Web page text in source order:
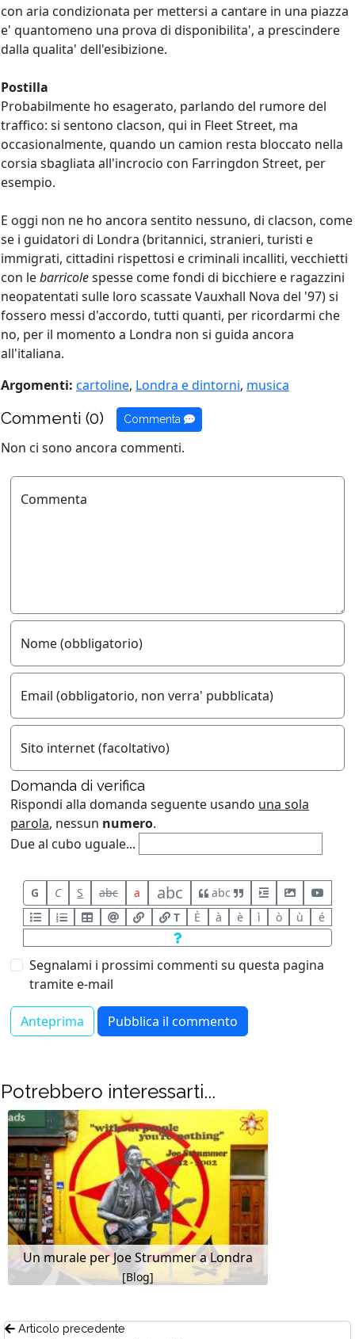
con aria condizionata per mettersi a cantare in una piazza
e' quantomeno una prova di disponibilita', a prescindere
dalla qualita' dell'esibizione.
Postilla
Probabilmente ho esagerato, parlando del rumore del
traffico: si sentono clacson, qui in Fleet Street, ma
occasionalmente, quando un camion resta bloccato nella
corsia sbagliata all'incrocio con Farringdon Street, per
esempio.
E oggi non ne ho ancora sentito nessuno, di clacson, come
se i guidatori di Londra (britannici, stranieri, turisti e
immigrati, cittadini rispettosi e criminali incalliti, vecchietti
con lebarricolespesse come fondi di bicchiere e ragazzini
neopatentati sulle loro scassate Vauxhall Nova del '97) si
fossero messi d'accordo, tutti quanti, per ricordarmi che
no, per il momento a Londra non si guida ancora
all'italiana.
Argomenti: cartoline, Londra e dintorni, musica
Commenti (0) Commenta
Non ci sono ancora commenti.
Commenta
Nome (obbligatorio)
Email (obbligatorio, non verra' pubblicata)
Sito internet (facoltativo)
Domanda di verifica
Rispondi alla domanda seguente usando una sola
parola, nessun numero.
Due al cubo uguale...
G C S abc a abc
abc
T
È à è ì ò ù é
Segnalami i prossimi commenti su questa pagina
tramite e-mail
Potrebbero interessarti...
Un murale per Joe Strummer a Londra
[Blog]
Articolo precedente